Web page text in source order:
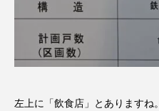
左上に「飲食店」とありますね。